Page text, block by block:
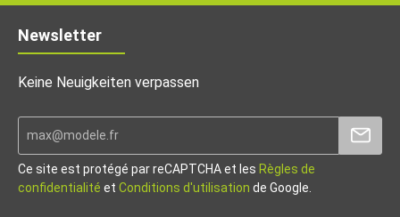
Newsletter
Keine Neuigkeiten verpassen
Ce site est protégé par reCAPTCHA et les Règles de
confidentialité et Conditions d'utilisation de Google.